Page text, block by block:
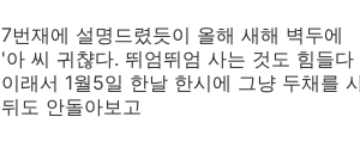
7번재에 설명드렸듯이 올해 새해 벽두에
'아 씨 귀챦다. 뛰엄뛰엄 사는 것도 힘들
이래서 1월5일 한날 한시에 그냥 두채를
뒤도 안돌아보고